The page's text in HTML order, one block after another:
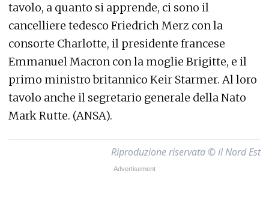
tavolo, a quanto si apprende, ci sono il
cancelliere tedesco Friedrich Merz con la
consorte Charlotte, il presidente francese
Emmanuel Macron con la moglie Brigitte, e il
primo ministro britannico Keir Starmer. Al loro
tavolo anche il segretario generale della Nato
Mark Rutte. (ANSA).
Riproduzione riservata © il Nord Est